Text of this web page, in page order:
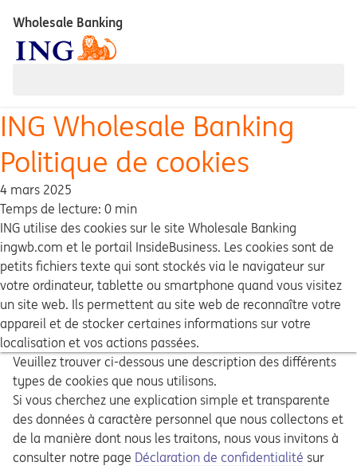
Wholesale Banking
ING Wholesale Banking
Politique de cookies
4 mars 2025
Temps de lecture: 0 min
ING utilise des cookies sur le site Wholesale Banking
ingwb.com et le portail InsideBusiness. Les cookies sont de
petits fichiers texte qui sont stockés via le navigateur sur
votre ordinateur, tablette ou smartphone quand vous visitez
un site web. Ils permettent au site web de reconnaître votre
appareil et de stocker certaines informations sur votre
localisation et vos actions passées.
Veuillez trouver ci-dessous une description des différents
types de cookies que nous utilisons.
Si vous cherchez une explication simple et transparente
des données à caractère personnel que nous collectons et
de la manière dont nous les traitons, nous vous invitons à
consulter notre page Déclaration de confidentialité sur